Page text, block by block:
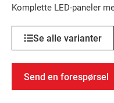
Komplette LED-paneler
Se alle varianter
Send en forespørsel